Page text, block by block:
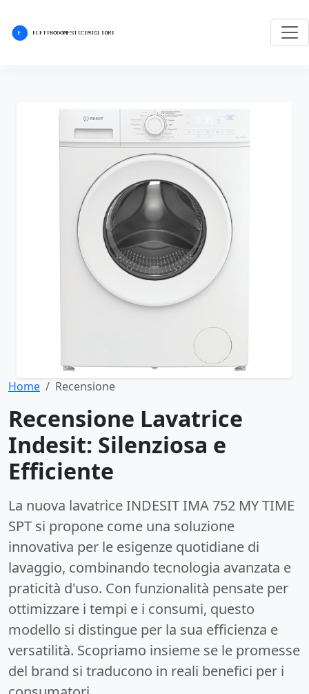
Home Recensione
Recensione Lavatrice
Indesit: Silenziosa e
Efficiente
La nuova lavatrice INDESIT IMA 752 MY TIME
SPT si propone come una soluzione
innovativa per le esigenze quotidiane di
lavaggio, combinando tecnologia avanzata e
praticità d'uso. Con funzionalità pensate per
ottimizzare i tempi e i consumi, questo
modello si distingue per la sua efficienza e
versatilità. Scopriamo insieme se le promesse
del brand si traducono in reali benefici per i